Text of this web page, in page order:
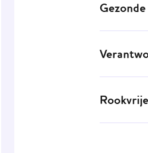
praktische
aandacht